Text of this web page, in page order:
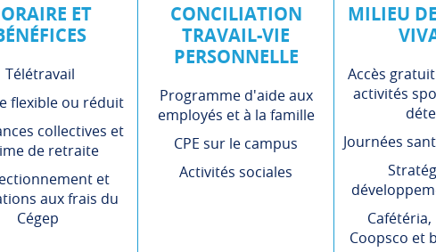
ET
Télétravail
flexible ou réduit
collectives et
de retraite
et
aux frais du
Cégep
CONCILIATION
TRAVAIL-VIE
PERSONNELLE
Programme d'aide aux
employés et à la famille
CPE sur le campus
Activités sociales
MILIEU
Accès
activités
Journées
Coopsco et